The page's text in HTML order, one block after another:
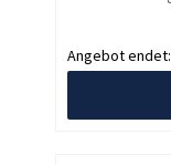
Angebot endet: